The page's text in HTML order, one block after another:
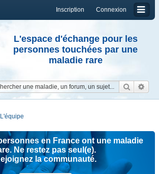
Connexion
Inscription
L'espace d'échange pour les
personnes touchées par une
maladie rare
L'équipe
en France ont une maladie
Ne restez pas seul(e).
la communauté.